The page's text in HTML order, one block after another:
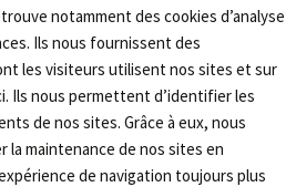
notamment des cookies d’analyse
Ils nous fournissent des
les visiteurs utilisent nos sites et sur
Ils nous permettent d’identifier les
de nos sites. Grâce à eux, nous
la maintenance de nos sites en
de navigation toujours plus